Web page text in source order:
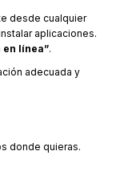
desde cualquier
aplicaciones.
en línea”.
adecuada y
donde quieras.